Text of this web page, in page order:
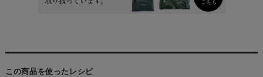
この商品を使ったレシピ